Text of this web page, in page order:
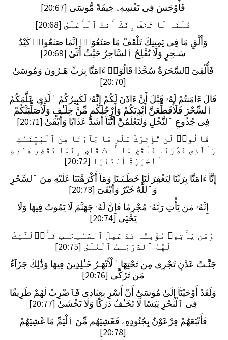
فَأَوْجَسَ فِى نَفْسِهِۦ خِيفَةً مُّوسَىٰ [20:67]
قُلْنَا لَا تَخَفْ إِنَّكَ أَنتَ ٱلْأَعْلَىٰ [20:68]
وَأَلْقِ مَا فِى يَمِينِكَ تَلْقَفْ مَا صَنَعُوٓا۟ إِنَّمَا صَنَعُوا۟ كَيْدُ
سَـٰحِرٍ وَلَا يُفْلِحُ ٱلسَّاحِرُ حَيْثُ أَتَىٰ [20:69]
فَأُلْقِىَ ٱلسَّحَرَةُ سُجَّدًا قَالُوٓا۟ ءَامَنَّا بِرَبِّ هَـٰرُونَ وَمُوسَىٰ
[20:70]
قَالَ ءَامَنتُمْ لَهُۥ قَبْلَ أَنْ ءَاذَنَ لَكُمْ إِنَّهُۥ لَكَبِيرُكُمُ ٱلَّذِى عَلَّمَكُمُ
ٱلسِّحْرَ فَلَأُقَطِّعَنَّ أَيْدِيَكُمْ وَأَرْجُلَكُم مِّنْ خِلَـٰفٍ وَلَأُصَلِّبَنَّكُمْ
فِى جُذُوعِ ٱلنَّخْلِ وَلَتَعْلَمُنَّ أَيُّنَآ أَشَدُّ عَذَابًا وَأَبْقَىٰ [20:71]
قَالُوا۟ لَن نُّؤْثِرَكَ عَلَىٰ مَا جَآءَنَا مِنَ ٱلْبَيِّنَـٰتِ
وَٱلَّذِى فَطَرَنَا فَٱقْضِ مَآ أَنتَ قَاضٍ إِنَّمَا تَقْضِى هَـٰذِهِ
ٱلْحَيَوٰةَ ٱلدُّنْيَآ [20:72]
إِنَّآ ءَامَنَّا بِرَبِّنَا لِيَغْفِرَ لَنَا خَطَـٰيَـٰنَا وَمَآ أَكْرَهْتَنَا عَلَيْهِ مِنَ ٱلسِّحْرِ
وَٱللَّهُ خَيْرٌ وَأَبْقَىٰٓ [20:73]
إِنَّهُۥ مَن يَأْتِ رَبَّهُۥ مُجْرِمًا فَإِنَّ لَهُۥ جَهَنَّمَ لَا يَمُوتُ فِيهَا وَلَا
يَحْيَىٰ [20:74]
وَمَن يَأْتِهِۦ مُؤْمِنًا قَدْ عَمِلَ ٱلصَّـٰلِحَـٰتِ فَأُو۟لَـٰٓئِكَ
لَهُمُ ٱلدَّرَجَـٰتُ ٱلْعُلَىٰ [20:75]
جَنَّـٰتُ عَدْنٍ تَجْرِى مِن تَحْتِهَا ٱلْأَنْهَـٰرُ خَـٰلِدِينَ فِيهَا وَذَٰلِكَ جَزَآءُ
مَن تَزَكَّىٰ [20:76]
وَلَقَدْ أَوْحَيْنَآ إِلَىٰ مُوسَىٰٓ أَنْ أَسْرِ بِعِبَادِى فَٱضْرِبْ لَهُمْ طَرِيقًا
فِى ٱلْبَحْرِ يَبَسًا لَّا تَخَـٰفُ دَرَكًا وَلَا تَخْشَىٰ [20:77]
فَأَتْبَعَهُمْ فِرْعَوْنُ بِجُنُودِهِۦ فَغَشِيَهُم مِّنَ ٱلْيَمِّ مَا غَشِيَهُمْ
[20:78]